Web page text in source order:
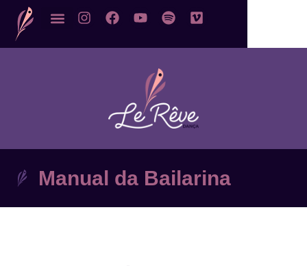
Manual da Bailarina